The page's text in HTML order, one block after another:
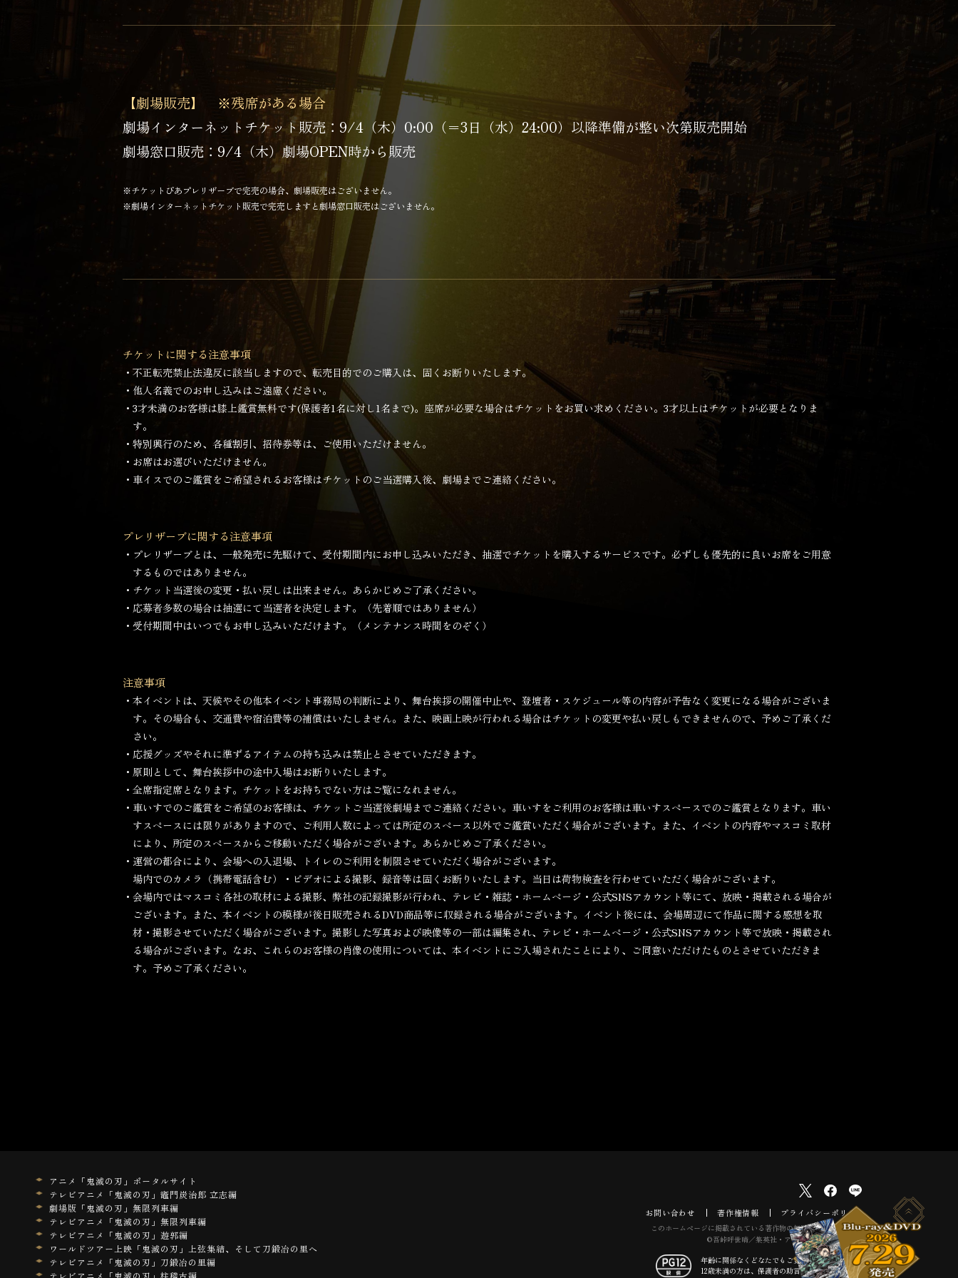
【劇場販売】 ※残席がある場合
劇場インターネットチケット販売： 9/4（木）0:00（＝3日（水）24:00）以降準備が整い次第販売開始
劇場窓口販売： 9/4（木）劇場OPEN時から販売
※チケットぴあプレリザーブで完売の場合、劇場販売はございません。
※劇場インターネットチケット販売で完売しますと劇場窓口販売はございません。
チケットに関する注意事項
・不正転売禁止法違反に該当しますので、転売目的でのご購入は、固くお断りいたします。
・他人名義でのお申し込みはご遠慮ください。
・3才未満のお客様は膝上鑑賞無料です(保護者1名に対し1名まで)。座席が必要な場合はチケットをお買い求めください。3才以上はチケットが必要となりま
す。
・特別興行のため、各種割引、招待券等は、ご使用いただけません。
・お席はお選びいただけません。
・車イスでのご鑑賞をご希望されるお客様はチケットのご当選購入後、劇場までご連絡ください。
プレリザーブに関する注意事項
・プレリザーブとは、一般発売に先駆けて、受付期間内にお申し込みいただき、抽選でチケットを購入するサービスです。必ずしも優先的に良いお席をご用意
するものではありません。
・チケット当選後の変更・払い戻しは出来ません。あらかじめご了承ください。
・応募者多数の場合は抽選にて当選者を決定します。（先着順ではありません）
・受付期間中はいつでもお申し込みいただけます。（メンテナンス時間をのぞく）
注意事項
・本イベントは、天候やその他本イベント事務局の判断により、舞台挨拶の開催中止や、登壇者・スケジュール等の内容が予告なく変更になる場合がございま
す。その場合も、交通費や宿泊費等の補償はいたしません。また、映画上映が行われる場合はチケットの変更や払い戻しもできませんので、予めご了承くだ
さい。
・応援グッズやそれに準ずるアイテムの持ち込みは禁止とさせていただきます。
・原則として、舞台挨拶中の途中入場はお断りいたします。
・全席指定席となります。チケットをお持ちでない方はご覧になれません。
・車いすでのご鑑賞をご希望のお客様は、チケットご当選後劇場までご連絡ください。車いすをご利用のお客様は車いすスペースでのご鑑賞となります。車い
すスペースには限りがありますので、ご利用人数によっては所定のスペース以外でご鑑賞いただく場合がございます。また、イベントの内容やマスコミ取材
により、所定のスペースからご移動いただく場合がございます。あらかじめご了承ください。
・運営の都合により、会場への入退場、トイレのご利用を制限させていただく場合がございます。
場内でのカメラ（携帯電話含む）・ビデオによる撮影、録音等は固くお断りいたします。当日は荷物検査を行わせていただく場合がございます。
・会場内ではマスコミ各社の取材による撮影、弊社の記録撮影が行われ、テレビ・雑誌・ホームページ・公式SNSアカウント等にて、放映・掲載される場合が
ございます。また、本イベントの模様が後日販売されるDVD商品等に収録される場合がございます。イベント後には、会場周辺にて作品に関する感想を取
材・撮影させていただく場合がございます。撮影した写真および映像等の一部は編集され、テレビ・ホームページ・公式SNSアカウント等で放映・掲載され
る場合がございます。なお、これらのお客様の肖像の使用については、本イベントにご入場されたことにより、ご同意いただけたものとさせていただきま
す。予めご了承ください。
アニメ「鬼滅の刃」ポータルサイト
テレビアニメ「鬼滅の刃」竈門炭治郎 立志編
劇場版「鬼滅の刃」無限列車編
テレビアニメ「鬼滅の刃」無限列車編
テレビアニメ「鬼滅の刃」遊郭編
ワールドツアー上映「鬼滅の刃」上弦集結、そして刀鍛冶の里へ
テレビアニメ「鬼滅の刃」刀鍛冶の里編
お問い合わせ 著作権情報 プライバシーポリシー
このホームページに掲載されている著作物の無断利用を禁じます。
©吾峠呼世晴／集英社・アニプレックス・ufotable
年齢に関係なくどなたでもご覧いただけます。
12歳未満の方は、保護者の助言・指導が必要です。